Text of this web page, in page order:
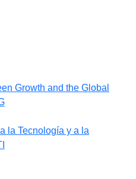
Growth and the Global
la Tecnología y a la